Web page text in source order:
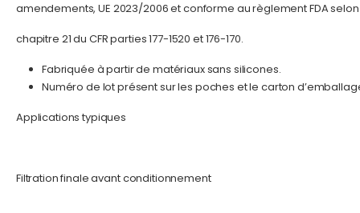
amendements, UE 2023/2006 et conforme au règlement FDA
chapitre 21 du CFR parties 177-1520 et 176-170.
Fabriquée à partir de matériaux sans silicones.
Numéro de lot présent sur les poches et le carton
Applications typiques
Filtration finale avant conditionnement